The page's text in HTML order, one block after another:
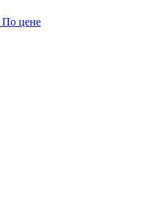
По цене